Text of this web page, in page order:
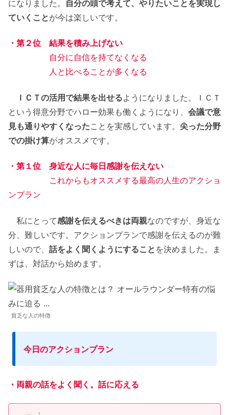
になりました。 自分の頭で考えて、やりたいことを実現し
ていくことが今は楽しいです。
・第２位 結果を積み上げない
自分に自信を持てなくなる
人と比べることが多くなる
ＩＣＴの活用で結果を出せるようになりました。ＩＣＴ
という得意分野でハロー効果も働くようになり、 会議で意
見も通りやすくなったことを実感しています。 尖った分野
での掛け算がオススメです。
・第１位 身近な人に毎日感謝を伝えない
これからもオススメする最高の人生のアクショ
ンプラン
私にとって感謝を伝えるべきは両親なのですが、身近な
分、難しいです。アクションプランで感謝を伝えるのが難
しいので、 話をよく聞くようにすること を決めました。ま
ずは、対話から始めます。
貧乏な人の特徴
今日のアクションプラン
・両親の話をよく聞く。 話に応える